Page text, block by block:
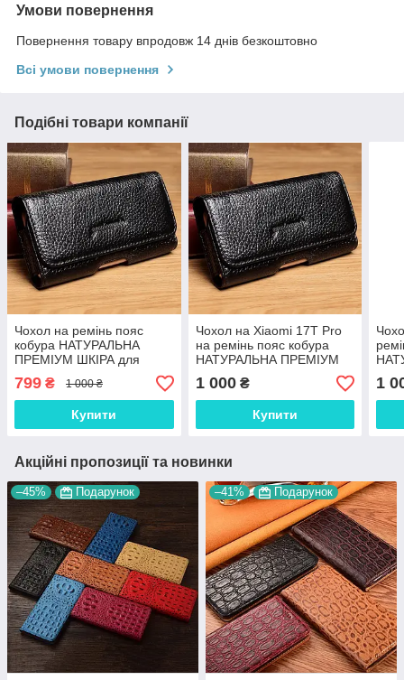
Умови повернення
Повернення товару впродовж 14 днів безкоштовно
Всі умови повернення
Подібні товари компанії
Чохол на ремінь пояс
кобура НАТУРАЛЬНА
ПРЕМІУМ ШКІРА для
телефону Nokia XR21
"FLOTAR"
799 ₴ 1 000 ₴
Купити
Чохол на Xiaomi 17T Pro
на ремінь пояс кобура
НАТУРАЛЬНА ПРЕМІУМ
ШКІРА "FLOTAR"
1 000₴
Купити
1
Акційні пропозиції та новинки
–45% Подарунок –41% Подарунок